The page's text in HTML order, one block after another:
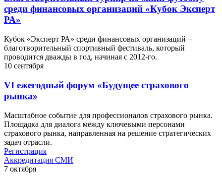
среди финансовых организаций «Кубок Эксперт
РА»
Кубок «Эксперт РА» среди финансовых организаций –
благотворительный спортивный фестиваль, который
проводится дважды в год, начиная с 2012-го.
10 сентября
VI ежегодный форум «Будущее страхового
рынка»
Масштабное событие для профессионалов страхового рынка.
Площадка для диалога между ключевыми персонами
страхового рынка, направленная на решение стратегических
задач отрасли.
Регистрация
Аккредитация СМИ
7 октября